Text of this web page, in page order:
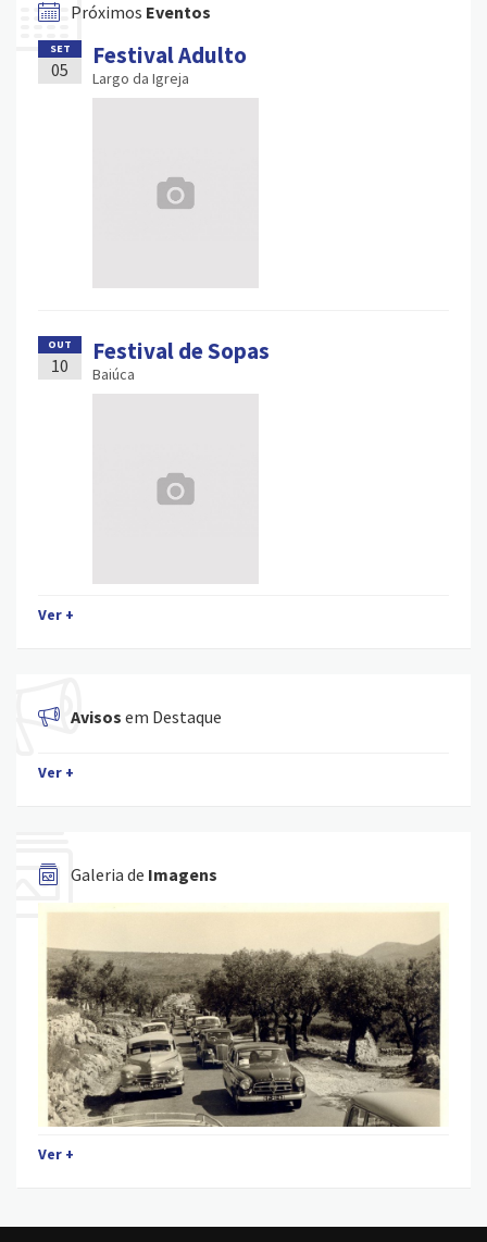
Próximos Eventos
SET
05 Festival Adulto
Largo da Igreja
OUT
10 Festival de Sopas
Baiúca
Ver +
Avisos em Destaque
Ver +
Galeria de Imagens
Ver +